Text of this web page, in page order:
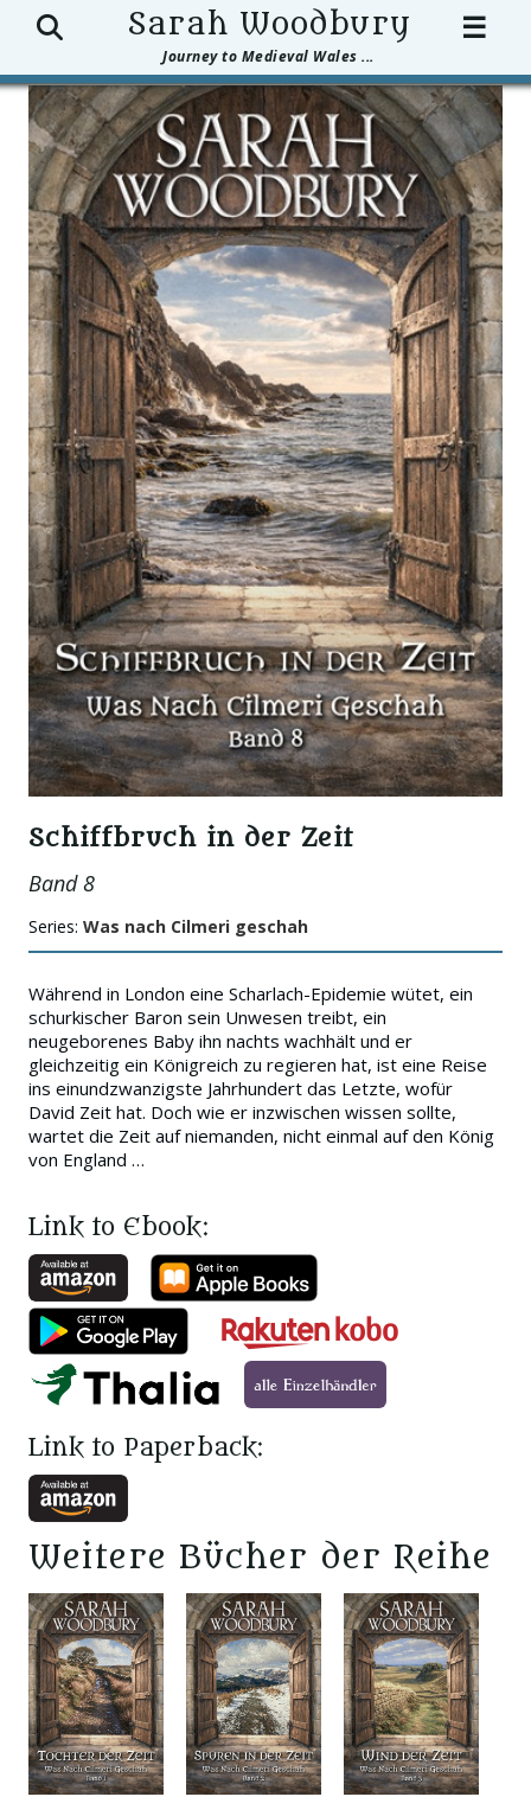
Sarah Woodbury
Journey to Medieval Wales ...
Search ☰
Schiffbruch in der Zeit
Band 8
Series: Was nach Cilmeri geschah
Während in London eine Scharlach-Epidemie wütet, ein
schurkischer Baron sein Unwesen treibt, ein
neugeborenes Baby ihn nachts wachhält und er
gleichzeitig ein Königreich zu regieren hat, ist eine Reise
ins einundzwanzigste Jahrhundert das Letzte, wofür
David Zeit hat. Doch wie er inzwischen wissen sollte,
wartet die Zeit auf niemanden, nicht einmal auf den König
von England …
Link to Ebook:
Link to Paperback:
Weitere Bücher der Reihe